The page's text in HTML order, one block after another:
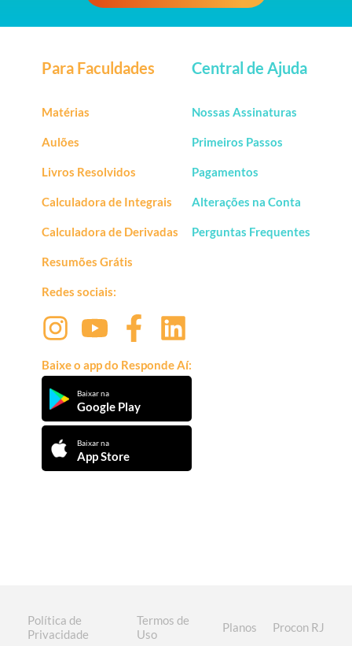
Para Faculdades
Matérias
Aulões
Livros Resolvidos
Calculadora de Integrais
Calculadora de Derivadas
Resumões Grátis
Redes sociais:
Baixe o app do Responde Aí:
Baixar na
Google Play
Baixar na
App Store
Central de Ajuda
Nossas Assinaturas
Primeiros Passos
Pagamentos
Alterações na Conta
Perguntas Frequentes
Política de
Privacidade
Termos de
Uso
Planos Procon RJ